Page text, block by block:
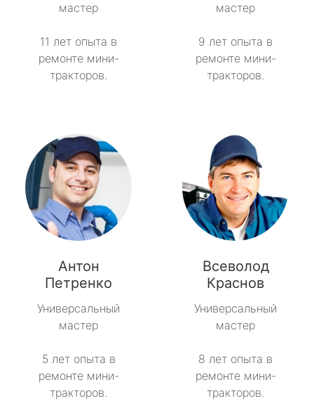
мастер
11 лет опыта в
ремонте мини-
тракторов.
мастер
9 лет опыта в
ремонте мини-
тракторов.
Антон
Петренко
Универсальный
мастер
5 лет опыта в
ремонте мини-
тракторов.
Всеволод
Краснов
Универсальный
мастер
8 лет опыта в
ремонте мини-
тракторов.